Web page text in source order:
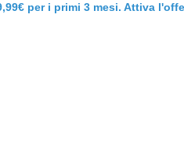
per i primi 3 mesi. Attiva